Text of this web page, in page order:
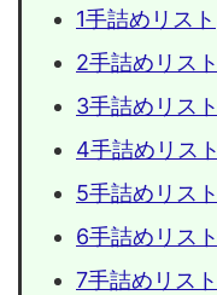
1手詰めリスト
2手詰めリスト
3手詰めリスト
4手詰めリスト
5手詰めリスト
6手詰めリスト
7手詰めリスト